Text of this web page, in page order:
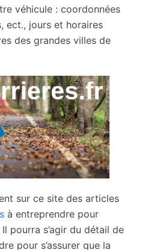
véhicule : coordonnées
ect., jours et horaires
des grandes villes de
sur ce site des articles
à entreprendre pour
pourra s’agir du détail de
pour s’assurer que la